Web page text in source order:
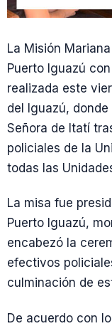
La Misión
Puerto Iguazú
realizada este
del Iguazú,
Señora de Itatí
policiales de la
todas las
La misa fue
Puerto Iguazú,
encabezó la
efectivos
culminación de
De acuerdo con